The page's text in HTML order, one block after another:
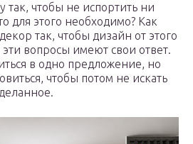
так, чтобы не испортить ни
для этого необходимо? Как
так, чтобы дизайн от этого
вопросы имеют свои ответ.
в одно предложение, но
чтобы потом не искать